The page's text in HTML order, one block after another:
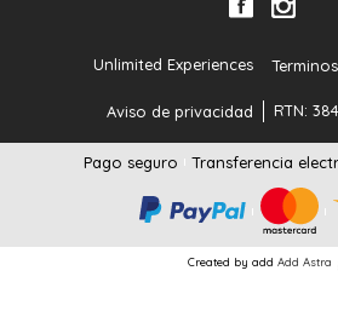
Unlimited Experiences
Aviso de privacidad RTN:
Pago seguro Transferencia
Created by add Add Astra